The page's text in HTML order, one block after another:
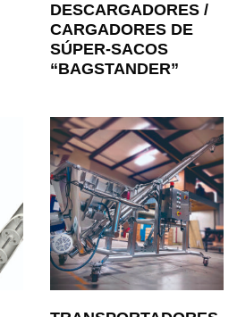
DESCARGADORES /
CARGADORES DE
SÚPER-SACOS
“BAGSTANDER”